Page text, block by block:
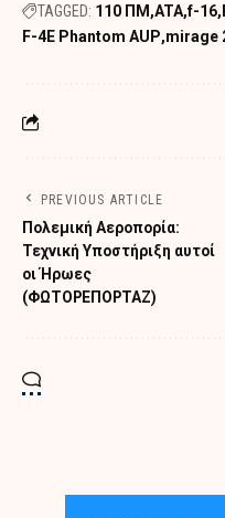
TAGGED: 110 ΠΜ ATA f-16
F-4E Phantom AUP mirage
PREVIOUS ARTICLE
Πολεμική Αεροπορία:
Τεχνική Υποστήριξη αυτοί
οι Ήρωες
(ΦΩΤΟΡΕΠΟΡΤΑΖ)